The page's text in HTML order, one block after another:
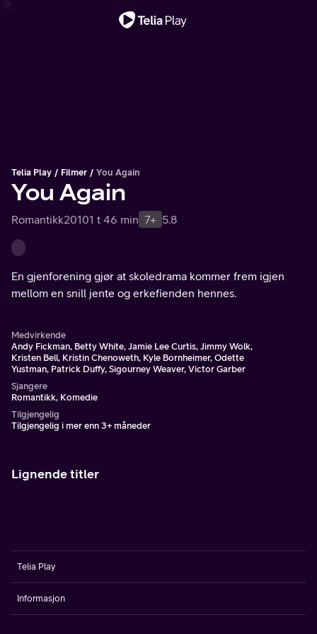
Telia Play Filmer You Again
You Again
Romantikk20101 t 46 min 7+ 5.8
En gjenforening gjør at skoledrama kommer frem igjen
mellom en snill jente og erkefienden hennes.
Medvirkende
Andy Fickman, Betty White, Jamie Lee Curtis, Jimmy Wolk,
Kristen Bell, Kristin Chenoweth, Kyle Bornheimer, Odette
Yustman, Patrick Duffy, Sigourney Weaver, Victor Garber
Sjangere
Romantikk, Komedie
Tilgjengelig
Tilgjengelig i mer enn 3+ måneder
Lignende titler
Telia Play
Informasjon